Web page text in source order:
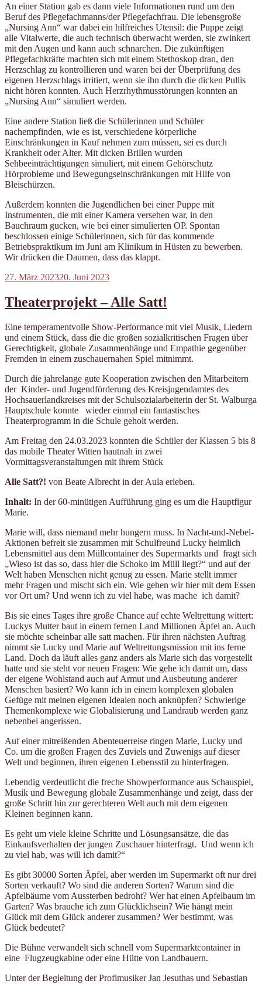
An einer Station gab es dann viele Informationen rund um den
Beruf des Pflegefachmanns/der Pflegefachfrau. Die lebensgroße
„Nursing Ann“ war dabei ein hilfreiches Utensil: die Puppe zeigt
alle Vitalwerte, die auch technisch überwacht werden, sie zwinkert
mit den Augen und kann auch schnarchen. Die zukünftigen
Pflegefachkräfte machten sich mit einem Stethoskop dran, den
Herzschlag zu kontrollieren und waren bei der Überprüfung des
eigenen Herzschlags irritiert, wenn sie ihn durch die dicken Pullis
nicht hören konnten. Auch Herzrhythmusstörungen konnten an
„Nursing Ann“ simuliert werden.
Eine andere Station ließ die Schülerinnen und Schüler
nachempfinden, wie es ist, verschiedene körperliche
Einschränkungen in Kauf nehmen zum müssen, sei es durch
Krankheit oder Alter. Mit dicken Brillen wurden
Sehbeeinträchtigungen simuliert, mit einem Gehörschutz
Hörprobleme und Bewegungseinschränkungen mit Hilfe von
Bleischürzen.
Außerdem konnten die Jugendlichen bei einer Puppe mit
Instrumenten, die mit einer Kamera versehen war, in den
Bauchraum gucken, wie bei einer simulierten OP. Spontan
beschlossen einige Schülerinnen, sich für das kommende
Betriebspraktikum im Juni am Klinikum in Hüsten zu bewerben.
Wir drücken die Daumen, dass das klappt.
Veröffentlicht
27. März 202320. Juni 2023
Theaterprojekt – Alle Satt!
Eine temperamentvolle Show-Performance mit viel Musik, Liedern
und einem Stück, dass die die großen sozialkritischen Fragen über
Gerechtigkeit, globale Zusammenhänge und Empathie gegenüber
Fremden in einem zuschauernahen Spiel mitnimmt.
Durch die jahrelange gute Kooperation zwischen den Mitarbeitern
der Kinder- und Jugendförderung des Kreisjugendamtes des
Hochsauerlandkreises mit der Schulsozialarbeiterin der St. Walburga
Hauptschule konnte wieder einmal ein fantastisches
Theaterprogramm in die Schule geholt werden.
Am Freitag den 24.03.2023 konnten die Schüler der Klassen 5 bis 8
das mobile Theater Witten hautnah in zwei
Vormittagsveranstaltungen mit ihrem Stück
Alle Satt?! von Beate Albrecht in der Aula erleben.
Inhalt: In der 60-minütigen Aufführung ging es um die Hauptfigur
Marie.
Marie will, dass niemand mehr hungern muss. In Nacht-und-Nebel-
Aktionen befreit sie zusammen mit Schulfreund Lucky heimlich
Lebensmittel aus dem Müllcontainer des Supermarkts und fragt sich
„Wieso ist das so, dass hier die Schoko im Müll liegt?“ und auf der
Welt haben Menschen nicht genug zu essen. Marie stellt immer
mehr Fragen und mischt sich ein. Wie gehen wir hier mit dem Essen
vor Ort um? Und wenn ich zu viel habe, was mache ich damit?
Bis sie eines Tages ihre große Chance auf echte Weltrettung wittert:
Luckys Mutter baut in einem fernen Land Millionen Äpfel an. Auch
sie möchte scheinbar alle satt machen. Für ihren nächsten Auftrag
nimmt sie Lucky und Marie auf Weltrettungsmission mit ins ferne
Land. Doch da läuft alles ganz anders als Marie sich das vorgestellt
hatte und sie steht vor neuen Fragen: Wie gehe ich damit um, dass
der eigene Wohlstand auch auf Armut und Ausbeutung anderer
Menschen basiert? Wo kann ich in einem komplexen globalen
Gefüge mit meinen eigenen Idealen noch anknüpfen? Schwierige
Themenkomplexe wie Globalisierung und Landraub werden ganz
nebenbei angerissen.
Auf einer mitreißenden Abenteuerreise ringen Marie, Lucky und
Co. um die großen Fragen des Zuviels und Zuwenigs auf dieser
Welt und beginnen, ihren eigenen Lebensstil zu hinterfragen.
Lebendig verdeutlicht die freche Showperformance aus Schauspiel,
Musik und Bewegung globale Zusammenhänge und zeigt, dass der
große Schritt hin zur gerechteren Welt auch mit dem eigenen
Kleinen beginnen kann.
Es geht um viele kleine Schritte und Lösungsansätze, die das
Einkaufsverhalten der jungen Zuschauer hinterfragt. Und wenn ich
zu viel hab, was will ich damit?“
Es gibt 30000 Sorten Äpfel, aber werden im Supermarkt oft nur drei
Sorten verkauft? Wo sind die anderen Sorten? Warum sind die
Apfelbäume vom Aussterben bedroht? Wer hat einen Apfelbaum im
Garten? Was brauche ich zum Glücklichsein? Wie hängt mein
Glück mit dem Glück anderer zusammen? Wer bestimmt, was
Glück bedeutet?
Die Bühne verwandelt sich schnell vom Supermarktcontainer in
eine Flugzeugkabine oder eine Hütte von Landbauern.
Unter der Begleitung der Profimusiker Jan Jesuthas und Sebastian